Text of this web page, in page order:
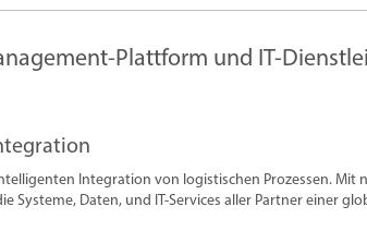
Plattform und IT-
Integration von logistischen Prozessen. Mit
Systeme, Daten, und IT-Services aller Partner einer